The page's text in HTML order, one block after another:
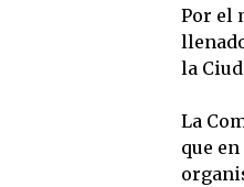
Por el
la
La
que